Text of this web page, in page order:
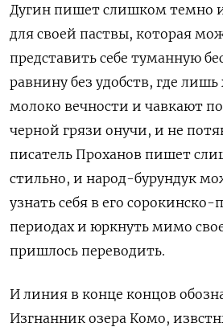
Дугин пишет слишком темно
для своей паствы, которая
представить себе туманную
равнину без удобств, где
молоко вечности и чавкают
черной грязи онучи, и не
писатель Проханов пишет
стильно, и народ-бурундук
узнать себя в его сорокинско-
периодах и юркнуть мимо
пришлось переводить.
И линия в конце концов
Изгнанник озера Комо,